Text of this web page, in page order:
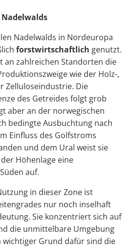
Nadelwalds
Nadelwalds in Nordeuropa
forstwirtschaftlich genutzt.
an zahlreichen Standorten die
wie der Holz-,
Zelluloseindustrie. Die
des Getreides folgt grob
aber an der norwegischen
bedingte Ausbuchtung nach
Einfluss des Golfstroms
und dem Ural weist sie
Höhenlage eine
auf.
in dieser Zone ist
nur noch inselhaft
Sie konzentriert sich auf
die unmittelbare Umgebung
wichtiger Grund dafür sind die